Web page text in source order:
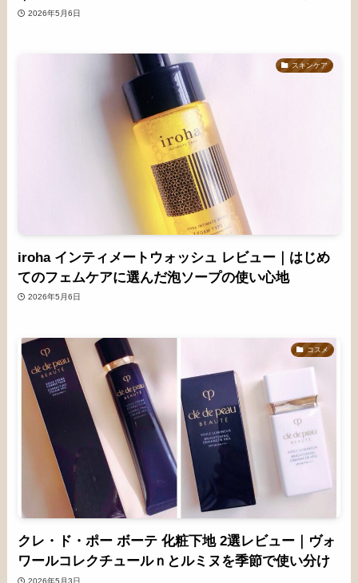
2026年5月6日
スキンケア
iroha インティメートウォッシュ レビュー｜はじめ
てのフェムケアに選んだ泡ソープの使い心地
2026年5月6日
コスメ
クレ・ド・ポー ボーテ 化粧下地 2選レビュー｜ヴォ
ワールコレクチュールｎとルミヌを季節で使い分け
2026年5月3日